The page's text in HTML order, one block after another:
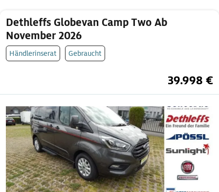
Dethleffs Globevan Camp Two Ab
November 2026
Händlerinserat Gebraucht
39.998 €